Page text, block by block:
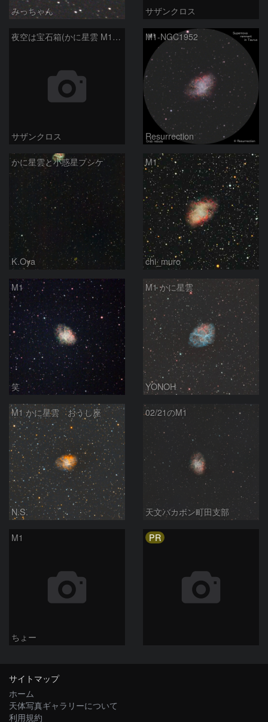
みっちゃん サザンクロス
夜空は宝石箱(かに星雲 M1) Seestar50
サザンクロス
M1-NGC1952
Resurrection
かに星雲と小惑星プシケ
K.Oya
M1
chi_muro
M1
笑
M1 かに星雲
YONOH
M1 かに星雲 おうし座
N.S.
02/21のM1
天文バカボン町田支部
M1
ちょー
PR
サイトマップ
ホーム
天体写真ギャラリーについて
利用規約